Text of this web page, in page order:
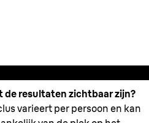
de resultaten zichtbaar zijn?
varieert per persoon en kan